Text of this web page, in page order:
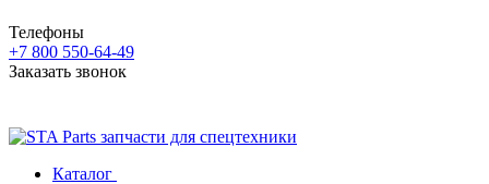
Телефоны
+7 800 550-64-49
Заказать звонок
Каталог